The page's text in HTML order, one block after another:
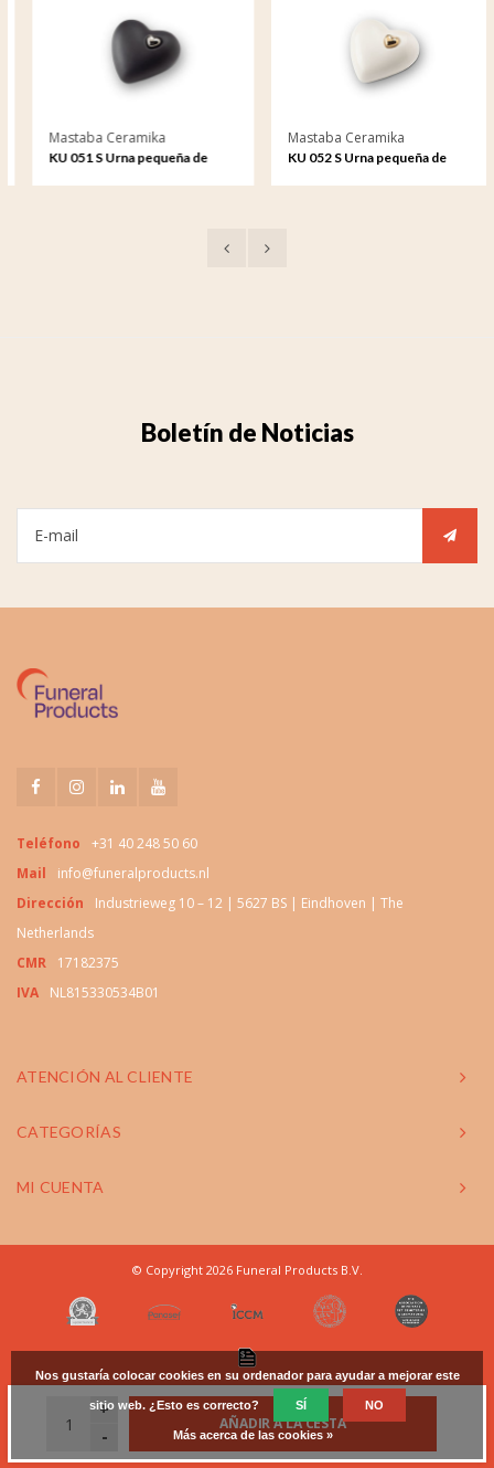
+
-
AÑADIR A LA CESTA
Mastaba Ceramika
KU 051 S Urna pequeña de
Mastaba Ceramika
KU 052 S Urna pequeña de
Boletín de Noticias
Teléfono
+31 40 248 50 60
Mail
info@funeralproducts.nl
Dirección
Industrieweg 10 – 12 | 5627 BS | Eindhoven | The
Netherlands
CMR
17182375
IVA
NL815330534B01
ATENCIÓN AL CLIENTE
CATEGORÍAS
MI CUENTA
© Copyright 2026 Funeral Products B.V.
Nos gustaría colocar cookies en su ordenador para ayudar a mejorar este
sitio web. ¿Esto es correcto? SÍ NO
Más acerca de las cookies »